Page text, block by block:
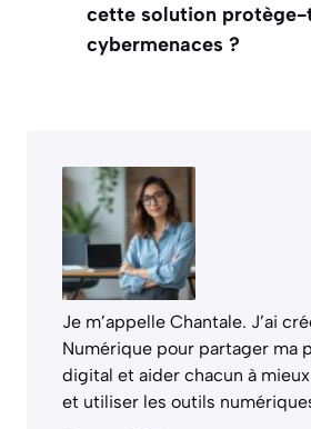
cette solution
cybermenaces ?
Je m’appelle Chantale. J’ai
Numérique pour partager ma
digital et aider chacun à
et utiliser les outils